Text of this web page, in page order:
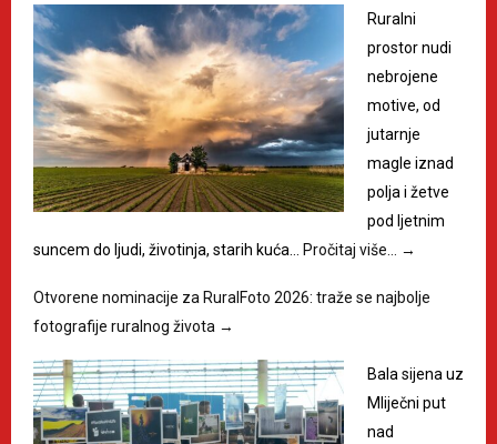
Ruralni
prostor nudi
nebrojene
motive, od
jutarnje
magle iznad
polja i žetve
pod ljetnim
suncem do ljudi, životinja, starih kuća…
Pročitaj više… →
Otvorene nominacije za RuralFoto 2026: traže se najbolje
fotografije ruralnog života →
Bala sijena uz
Mliječni put
nad